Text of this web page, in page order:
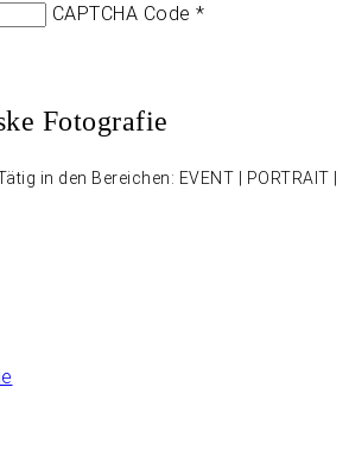
CAPTCHA Code *
Fotografie
in den Bereichen: EVENT | PORTRAIT |